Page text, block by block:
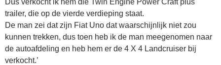
Dus verkocht ik hem die Twin Engine Power Craft plus
trailer, die op de vierde verdieping staat.
De man zei dat zijn Fiat Uno dat waarschijnlijk niet zou
kunnen trekken, dus toen heb ik de man meegenomen naar
de autoafdeling en heb hem er de 4 X 4 Landcruiser bij
verkocht.’